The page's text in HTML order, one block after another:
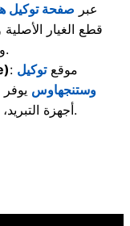
: عبر صفحة توكيل
قطع الغيار
والمكنسات وغيرها.
: موقعتوكيل
وستنجهاوس
أجهزة التبريد، والإستشارات الفنية الخاصة بها.